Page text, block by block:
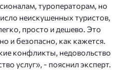
туроператорам, но
неискушенных туристов,
просто и дешево. Это
и безопасно, как кажется.
конфликты, недовольство
услуг», - пояснил эксперт.